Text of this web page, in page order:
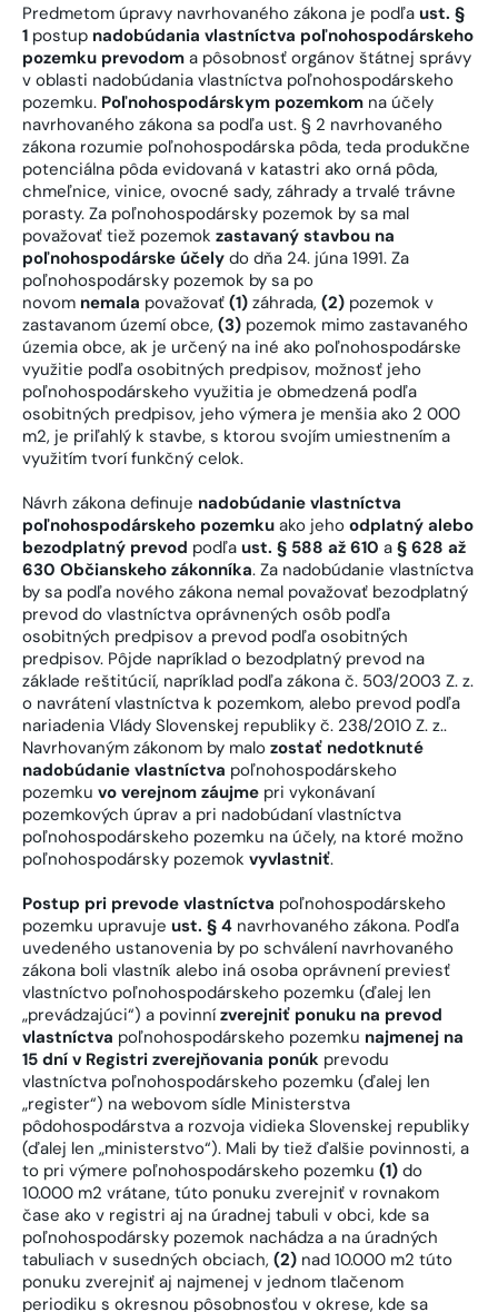
Predmetom úpravy navrhovaného zákona je podľa ust. §
1 postup nadobúdania vlastníctva poľnohospodárskeho
pozemku prevodom a pôsobnosť orgánov štátnej správy
v oblasti nadobúdania vlastníctva poľnohospodárskeho
pozemku. Poľnohospodárskym pozemkom na účely
navrhovaného zákona sa podľa ust. § 2 navrhovaného
zákona rozumie poľnohospodárska pôda, teda produkčne
potenciálna pôda evidovaná v katastri ako orná pôda,
chmeľnice, vinice, ovocné sady, záhrady a trvalé trávne
porasty. Za poľnohospodársky pozemok by sa mal
považovať tiež pozemok zastavaný stavbou na
poľnohospodárske účely do dňa 24. júna 1991. Za
poľnohospodársky pozemok by sa po
novom nemala považovať (1) záhrada, (2) pozemok v
zastavanom území obce, (3) pozemok mimo zastavaného
územia obce, ak je určený na iné ako poľnohospodárske
využitie podľa osobitných predpisov, možnosť jeho
poľnohospodárskeho využitia je obmedzená podľa
osobitných predpisov, jeho výmera je menšia ako 2 000
m2, je priľahlý k stavbe, s ktorou svojím umiestnením a
využitím tvorí funkčný celok.
Návrh zákona definuje nadobúdanie vlastníctva
poľnohospodárskeho pozemku ako jeho odplatný alebo
bezodplatný prevod podľa ust. § 588 až 610 a § 628 až
630 Občianskeho zákonníka. Za nadobúdanie vlastníctva
by sa podľa nového zákona nemal považovať bezodplatný
prevod do vlastníctva oprávnených osôb podľa
osobitných predpisov a prevod podľa osobitných
predpisov. Pôjde napríklad o bezodplatný prevod na
základe reštitúcií, napríklad podľa zákona č. 503/2003 Z. z.
o navrátení vlastníctva k pozemkom, alebo prevod podľa
nariadenia Vlády Slovenskej republiky č. 238/2010 Z. z..
Navrhovaným zákonom by malo zostať nedotknuté
nadobúdanie vlastníctva poľnohospodárskeho
pozemku vo verejnom záujme pri vykonávaní
pozemkových úprav a pri nadobúdaní vlastníctva
poľnohospodárskeho pozemku na účely, na ktoré možno
poľnohospodársky pozemok vyvlastniť.
Postup pri prevode vlastníctva poľnohospodárskeho
pozemku upravuje ust. § 4 navrhovaného zákona. Podľa
uvedeného ustanovenia by po schválení navrhovaného
zákona boli vlastník alebo iná osoba oprávnení previesť
vlastníctvo poľnohospodárskeho pozemku (ďalej len
„prevádzajúci“) a povinnízverejniť ponuku na prevod
vlastníctva poľnohospodárskeho pozemku najmenej na
15 dní v Registri zverejňovania ponúk prevodu
vlastníctva poľnohospodárskeho pozemku (ďalej len
„register“) na webovom sídle Ministerstva
pôdohospodárstva a rozvoja vidieka Slovenskej republiky
(ďalej len „ministerstvo“). Mali by tiež ďalšie povinnosti, a
to pri výmere poľnohospodárskeho pozemku (1) do
10.000 m2 vrátane, túto ponuku zverejniť v rovnakom
čase ako v registri aj na úradnej tabuli v obci, kde sa
poľnohospodársky pozemok nachádza a na úradných
tabuliach v susedných obciach, (2) nad 10.000 m2 túto
ponuku zverejniť aj najmenej v jednom tlačenom
periodiku s okresnou pôsobnosťou v okrese, kde sa